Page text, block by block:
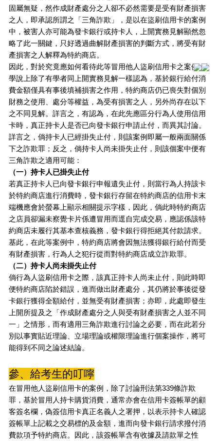
固屬無疑，然作成財產處分之人卻不必然需要是受有財產損害
之人，即承認所謂之「三角詐欺」，是以在盜刷信用卡的案例
中，被害人亦可能為發卡銀行或持卡人，上開實務見解顯然忽
略了此一關鍵，只好透過曲解財產損害的判斷方式，將受有財
產損害之人解釋為特約商店。
因此，對於究竟應如何看待此等冒用他人盜刷信用卡之案例，
學說上除了有學者同上開實務見解一樣認為，基於銀行給付消
費金額僅具有事後填補損害之作用，特約商店仍已喪失對個別
財務之使用、處分等權益，為受有損害之人，另外尚存在以下
之不同見解。詳言之，有認為，在此先應區分行為人使用信用
卡時，真正持卡人是否已向發卡銀行申請止付，而異其討論。
詳言之，倘持卡人已經掛失止付，則該案例即屬一般兩面關係
下之詐欺罪；反之，倘持卡人尚未掛失止付，則該個案中便有
三角詐欺之適用可能：
（一）持卡人已掛失止付
若真正持卡人已向發卡銀行申報遺失止付，則當行為人持該卡
於特約商店進行消費時，發卡銀行存留在特約商店的信用卡末
端機應會於螢幕上顯示相關提示字樣，因此，倘此時特約商店
之店員卻漏未察覺卡片係遭冒用而逕自完成交易，應認係該特
約商店未履行其基本查核義務，發卡銀行得拒絕其付款請求。
基此，在此等案例中，特約商店將會因無法獲得銀行給付而受
有財產損害，行為人之犯行從而對特約商店成立詐欺罪。
（二）持卡人尚未掛失止付
倘行為人盜刷信用卡之際，該真正持卡人尚未止付，則此時即
便特約商店陷於錯誤，進而做出財產處分，其仍將於事後從發
卡銀行獲得全額給付，並無受有財產損害；亦即，此處即發生
上開所提及之「作成財產處分之人與受有財產損害之人並不同
一」之情形，而有適用三角詐欺進行討論之必要，而在此若分
別以事實貼近理論、立場理論或權限理論進行個案操作，將可
能得到不同之論述結論。
參、給考生的叮嚀
在冒用他人盜刷信用卡的案例，除了討論刑法第339條詐欺
罪，基於冒用人持卡購貨消費，通常亦會在信用卡簽帳單的顧
客簽名欄，偽簽信用卡真正名義人之署押，以表示持卡人確認
簽帳單上記載之交易標的及金額，進而向發卡銀行請求撥付消
費款項予特約商店。因此，該簽帳單含有收據及請款單之性